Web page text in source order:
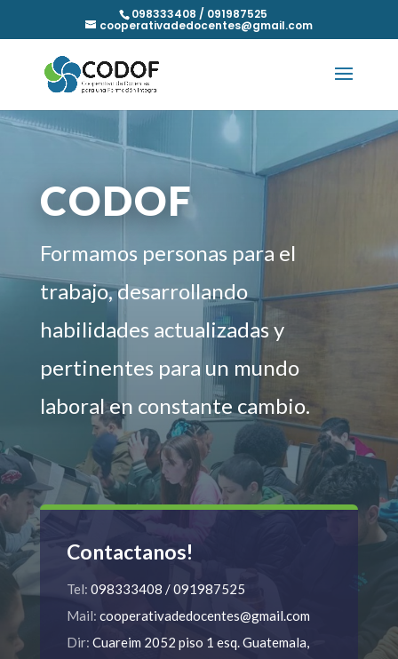
098333408 / 091987525
cooperativadedocentes@gmail.com
CODOF
Formamos personas para el
trabajo, desarrollando
habilidades actualizadas y
pertinentes para un mundo
laboral en constante cambio.
Contactanos!
Tel: 098333408 / 091987525
Mail: cooperativadedocentes@gmail.com
Dir: Cuareim 2052 piso 1 esq. Guatemala,